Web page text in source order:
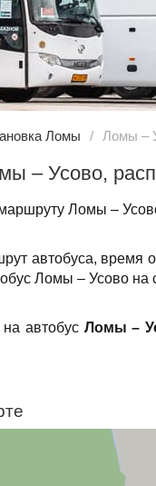
Ломы Ломы –
– Усово,
Ломы –
автобуса, время
Ломы – Усово на
на автобус Ломы –